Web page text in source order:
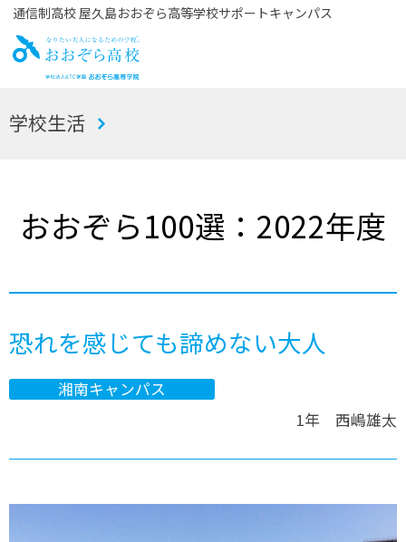
通信制高校 屋久島おおぞら高等学校サポートキャンパス
お
学校生活
おおぞら100選：2022年度
恐れを感じても諦めない大人
湘南キャンパス
1年 西嶋雄太